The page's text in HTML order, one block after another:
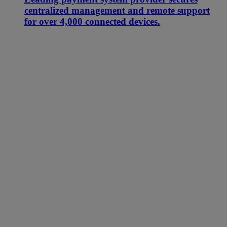
centralized management and remote support
for over 4,000 connected devices.